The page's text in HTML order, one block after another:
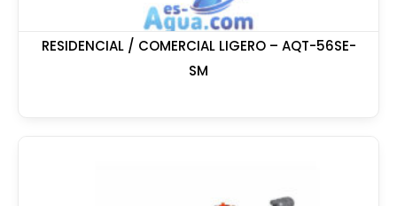
RESIDENCIAL / COMERCIAL LIGERO – AQT-56SE-
SM